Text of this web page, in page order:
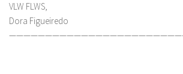
VLW FLWS,
Dora Figueiredo